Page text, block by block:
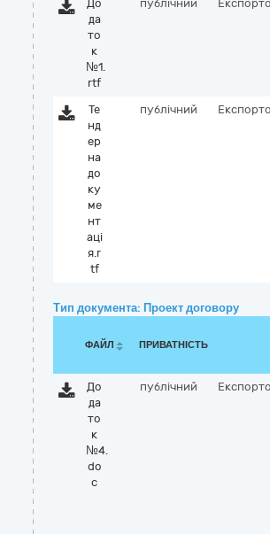
До
да
то
к
№1.
rtf
публічний
Те
нд
ер
на
до
ку
ме
нт
аці
я.r
tf
публічний
Тип документа: Проект договору
ФАЙЛ ПРИВАТНІСТЬ
До
да
то
к
№4.
do
c
публічний